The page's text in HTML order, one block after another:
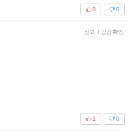
0
0
신고 | 공감 확인
0
1